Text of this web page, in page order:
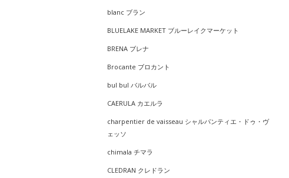
blanc ブラン
BLUELAKE MARKET ブルーレイクマーケット
BRENA ブレナ
Brocante ブロカント
bul bul バルバル
CAERULA カエルラ
charpentier de vaisseau シャルパンティエ・ドゥ・ヴ
ェッソ
chimala チマラ
CLEDRAN クレドラン